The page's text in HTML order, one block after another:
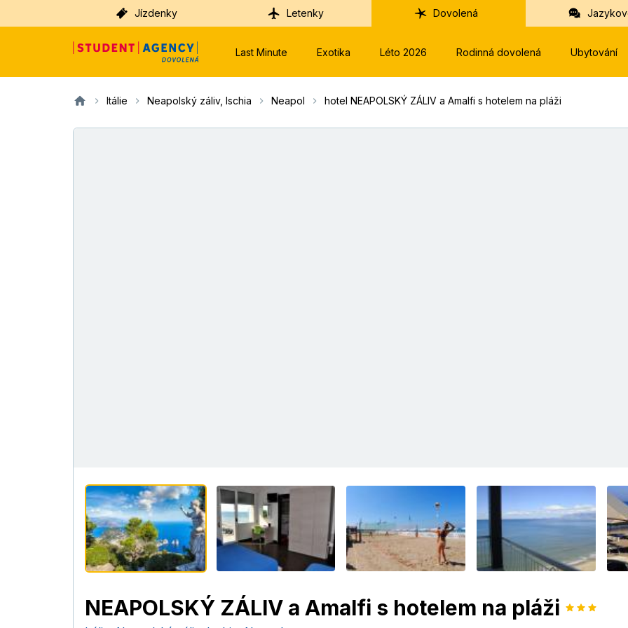
Jízdenky Letenky Dovolená
Last Minute Exotika Léto 2026 Rodinná dovolená Ubytování
Itálie Neapolský záliv, Ischia Neapol hotel NEAPOLSKÝ ZÁLIV a Amalfi s hotelem na pláži
NEAPOLSKÝ ZÁLIV a Amalfi s hotelem na pláži